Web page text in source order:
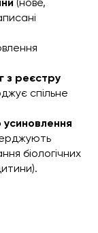
з реєстру
спільне
біологічних